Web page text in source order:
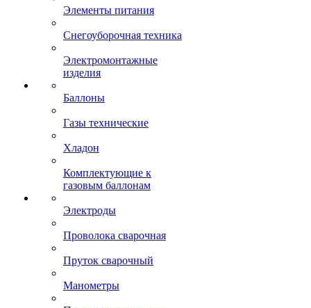
Элементы питания
Снегоуборочная техника
Электромонтажные
изделия
Баллоны
Газы технические
Хладон
Комплектующие к
газовым баллонам
Электроды
Проволока сварочная
Пруток сварочный
Манометры